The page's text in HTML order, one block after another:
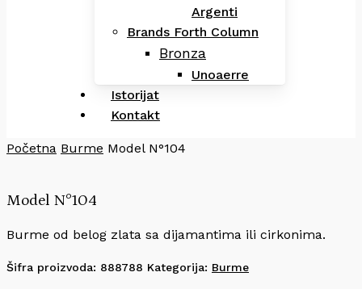
Argenti
Brands Forth Column
Bronza
Unoaerre
Istorijat
Kontakt
Početna Burme Model N°104
Model N°104
Burme od belog zlata sa dijamantima ili cirkonima.
Šifra proizvoda: 888788 Kategorija: Burme